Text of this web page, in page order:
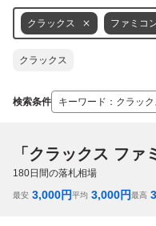
クラックス ファミコ
クラックス
検索条件 キーワード ： クラッ
「クラックス ファ
180日間の落札相場
最安 3,000円平均 3,000円最高